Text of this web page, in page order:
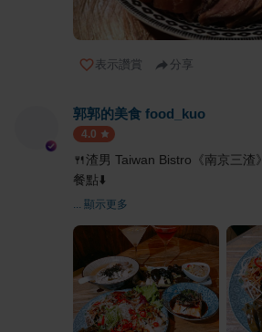
表示讚賞 分享
郭郭的美食 food_kuo
4.0
🍴渣男 Taiwan Bistro《南京三渣》
餐點⬇️
... 顯示更多